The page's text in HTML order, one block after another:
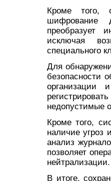
Кроме того,
шифрование
преобразует
исключая
специального
Для
безопасности
недопустимые
Кроме того,
наличие угроз
анализ
позволяет
нейтрализации.
В итоге,